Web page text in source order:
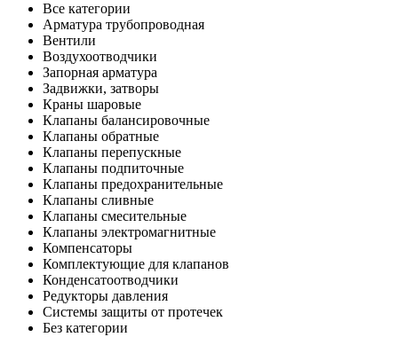
Все категории
Арматура трубопроводная
Вентили
Воздухоотводчики
Запорная арматура
Задвижки, затворы
Краны шаровые
Клапаны балансировочные
Клапаны обратные
Клапаны перепускные
Клапаны подпиточные
Клапаны предохранительные
Клапаны сливные
Клапаны смесительные
Клапаны электромагнитные
Компенсаторы
Комплектующие для клапанов
Конденсатоотводчики
Редукторы давления
Системы защиты от протечек
Без категории